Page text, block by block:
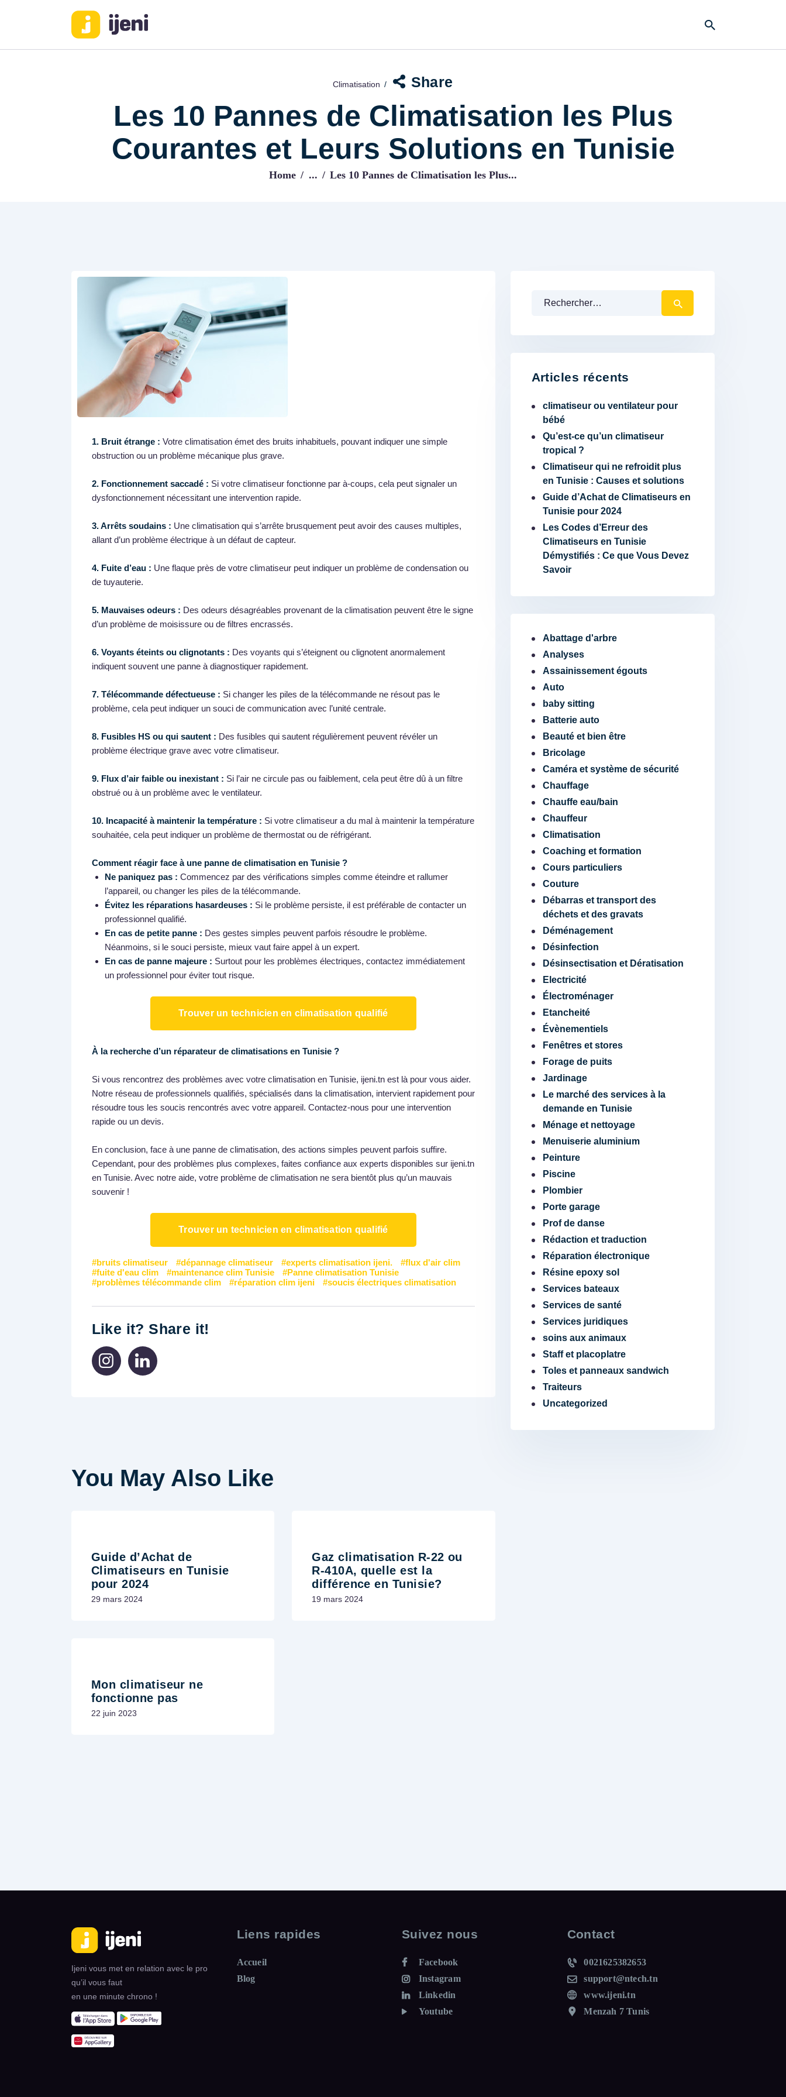
Climatisation Share
Les 10 Pannes de Climatisation les Plus
Courantes et Leurs Solutions en Tunisie
Home ... Les 10 Pannes de Climatisation les Plus...
IJENI
1. Bruit étrange : Votre climatisation émet des bruits inhabituels, pouvant indiquer une simple
obstruction ou un problème mécanique plus grave.
2. Fonctionnement saccadé : Si votre climatiseur fonctionne par à-coups, cela peut signaler un
dysfonctionnement nécessitant une intervention rapide.
3. Arrêts soudains : Une climatisation qui s’arrête brusquement peut avoir des causes multiples,
allant d’un problème électrique à un défaut de capteur.
4. Fuite d’eau : Une flaque près de votre climatiseur peut indiquer un problème de condensation ou
de tuyauterie.
5. Mauvaises odeurs : Des odeurs désagréables provenant de la climatisation peuvent être le signe
d’un problème de moisissure ou de filtres encrassés.
6. Voyants éteints ou clignotants : Des voyants qui s’éteignent ou clignotent anormalement
indiquent souvent une panne à diagnostiquer rapidement.
7. Télécommande défectueuse : Si changer les piles de la télécommande ne résout pas le
problème, cela peut indiquer un souci de communication avec l’unité centrale.
8. Fusibles HS ou qui sautent : Des fusibles qui sautent régulièrement peuvent révéler un
problème électrique grave avec votre climatiseur.
9. Flux d’air faible ou inexistant : Si l’air ne circule pas ou faiblement, cela peut être dû à un filtre
obstrué ou à un problème avec le ventilateur.
10. Incapacité à maintenir la température : Si votre climatiseur a du mal à maintenir la température
souhaitée, cela peut indiquer un problème de thermostat ou de réfrigérant.
Comment réagir face à une panne de climatisation en Tunisie ?
Ne paniquez pas : Commencez par des vérifications simples comme éteindre et rallumer
l’appareil, ou changer les piles de la télécommande.
Évitez les réparations hasardeuses : Si le problème persiste, il est préférable de contacter un
professionnel qualifié.
En cas de petite panne : Des gestes simples peuvent parfois résoudre le problème.
Néanmoins, si le souci persiste, mieux vaut faire appel à un expert.
En cas de panne majeure : Surtout pour les problèmes électriques, contactez immédiatement
un professionnel pour éviter tout risque.
Trouver un technicien en climatisation qualifié
À la recherche d’un réparateur de climatisations en Tunisie ?
Si vous rencontrez des problèmes avec votre climatisation en Tunisie, ijeni.tn est là pour vous aider.
Notre réseau de professionnels qualifiés, spécialisés dans la climatisation, intervient rapidement pour
résoudre tous les soucis rencontrés avec votre appareil. Contactez-nous pour une intervention
rapide ou un devis.
En conclusion, face à une panne de climatisation, des actions simples peuvent parfois suffire.
Cependant, pour des problèmes plus complexes, faites confiance aux experts disponibles sur ijeni.tn
en Tunisie. Avec notre aide, votre problème de climatisation ne sera bientôt plus qu’un mauvais
souvenir !
Trouver un technicien en climatisation qualifié
bruits climatiseur dépannage climatiseur experts climatisation ijeni.
flux d'air clim
fuite d'eau clim
maintenance clim Tunisie
Panne climatisation Tunisie
problèmes télécommande clim
réparation clim ijeni soucis électriques climatisation
Like it? Share it!
You May Also Like
Guide d’Achat de
Climatiseurs en Tunisie
pour 2024
29 mars 2024
Gaz climatisation R-22 ou
R-410A, quelle est la
différence en Tunisie?
19 mars 2024
Mon climatiseur ne
fonctionne pas
22 juin 2023
Rechercher :
Articles récents
climatiseur ou ventilateur pour
bébé
Qu’est-ce qu’un climatiseur
tropical ?
Climatiseur qui ne refroidit plus
en Tunisie : Causes et solutions
Guide d’Achat de Climatiseurs en
Tunisie pour 2024
Les Codes d’Erreur des
Climatiseurs en Tunisie
Démystifiés : Ce que Vous Devez
Savoir
Abattage d'arbre
Analyses
Assainissement égouts
Auto
baby sitting
Batterie auto
Beauté et bien être
Bricolage
Caméra et système de sécurité
Chauffage
Chauffe eau/bain
Chauffeur
Climatisation
Coaching et formation
Cours particuliers
Couture
Débarras et transport des
déchets et des gravats
Déménagement
Désinfection
Désinsectisation et Dératisation
Electricité
Électroménager
Etancheité
Évènementiels
Fenêtres et stores
Forage de puits
Jardinage
Le marché des services à la
demande en Tunisie
Ménage et nettoyage
Menuiserie aluminium
Peinture
Piscine
Plombier
Porte garage
Prof de danse
Rédaction et traduction
Réparation électronique
Résine epoxy sol
Services bateaux
Services de santé
Services juridiques
soins aux animaux
Staff et placoplatre
Toles et panneaux sandwich
Traiteurs
Uncategorized
Ijeni vous met en relation avec le pro
qu’il vous faut
en une minute chrono !
Liens rapides
Accueil
Blog
Suivez nous
Facebook
Instagram
Linkedin
Youtube
Contact
0021625382653
support@ntech.tn
www.ijeni.tn
Menzah 7 Tunis